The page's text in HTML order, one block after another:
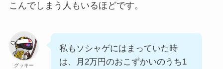
こんでしまう人もいるほどです。
グッキー
私もソシャゲにはまっていた時
は、月2万円のおこずかいのうち1